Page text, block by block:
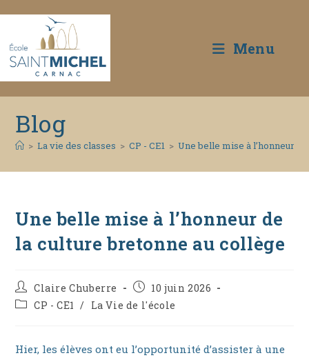
content
Menu
Blog
> La vie des classes > CP - CE1 > Une belle mise à l’honneur
Une belle mise à l’honneur de
la culture bretonne au collège
Auteur/autrice
de
la
Claire Chuberre
Publication
publiée :
10 juin 2026
PostCP - CE1 / La Vie de l'école
Hier, les élèves ont eu l’opportunité d’assister à une